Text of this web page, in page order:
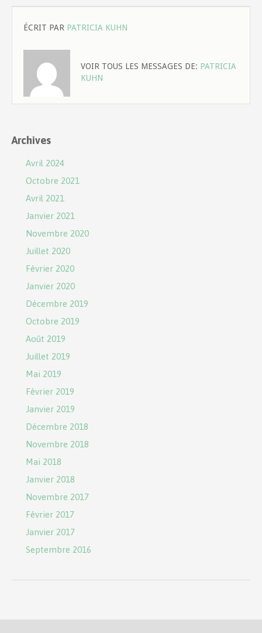
ÉCRIT PAR PATRICIA KUHN
VOIR TOUS LES MESSAGES DE: PATRICIA
KUHN
Archives
Avril 2024
Octobre 2021
Avril 2021
Janvier 2021
Novembre 2020
Juillet 2020
Février 2020
Janvier 2020
Décembre 2019
Octobre 2019
Août 2019
Juillet 2019
Mai 2019
Février 2019
Janvier 2019
Décembre 2018
Novembre 2018
Mai 2018
Janvier 2018
Novembre 2017
Février 2017
Janvier 2017
Septembre 2016